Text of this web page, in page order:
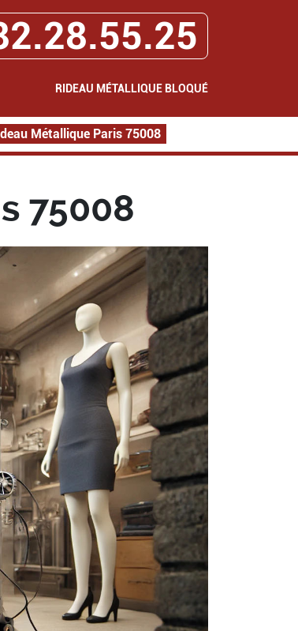
RIDEAU MÉTALLIQUE BLOQUÉ
Métallique Paris 75008
75008